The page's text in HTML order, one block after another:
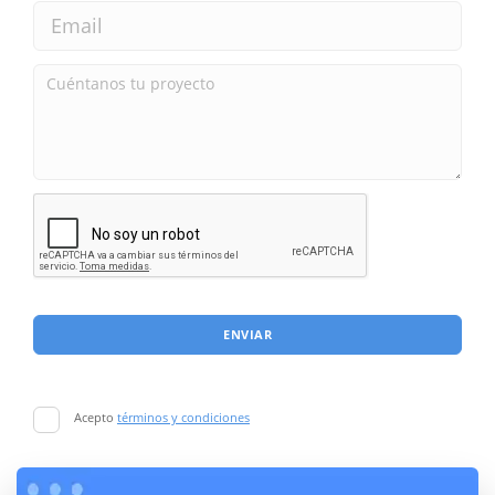
ENVIAR
Acepto términos y condiciones